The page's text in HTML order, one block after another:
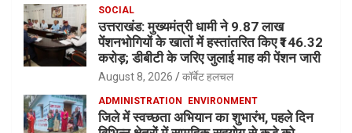
SOCIAL
उत्तराखंड: मुख्यमंत्री धामी ने 9.87 लाख
पेंशनभोगियों के खातों में हस्तांतरित किए ₹146.32
करोड़; डीबीटी के जरिए जुलाई माह की पेंशन जारी
August 8, 2026 कॉर्बेट हलचल
ADMINISTRATION ENVIRONMENT
जिले में स्वच्छता अभियान का शुभारंभ, पहले दिन